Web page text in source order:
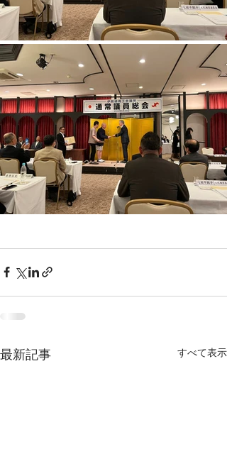
最新記事 すべて表示